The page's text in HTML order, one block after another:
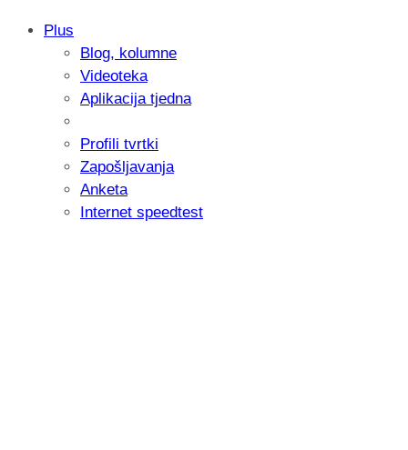
Samsung otkrio kako je nastajala
donijelo tanje i izdržljivije preklopne
Plus
Blog, kolumne
Videoteka
Aplikacija tjedna
Profili tvrtki
Zapošljavanja
Anketa
Internet speedtest